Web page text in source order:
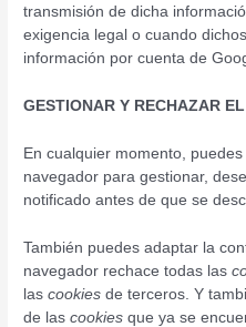
transmisión de dicha
exigencia legal o cuando
información por cuenta de
GESTIONAR Y RECHAZAR
En cualquier momento,
navegador para gestionar,
notificado antes de que se
También puedes adaptar la
navegador rechace todas las
lascookies de terceros. Y
de lascookies que ya se